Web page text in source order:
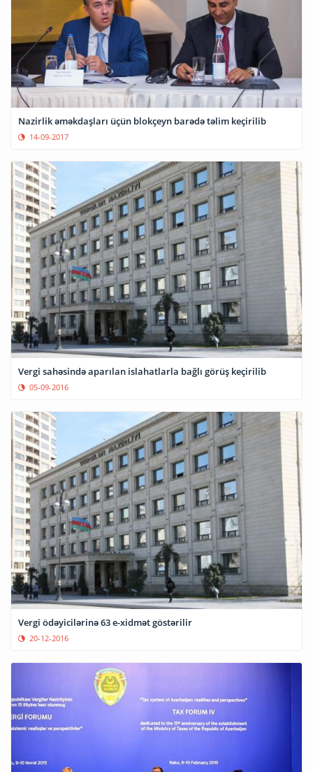
Nazirlik əməkdaşları üçün blokçeyn barədə təlim keçirilib
14-09-2017
Vergi sahəsində aparılan islahatlarla bağlı görüş keçirilib
05-09-2016
Vergi ödəyicilərinə 63 e-xidmət göstərilir
20-12-2016